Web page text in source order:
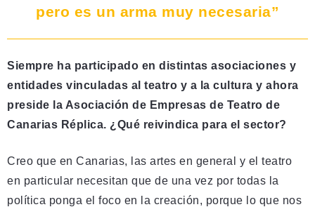
pero es un arma muy necesaria”
Siempre ha participado en distintas asociaciones y
entidades vinculadas al teatro y a la cultura y ahora
preside la Asociación de Empresas de Teatro de
Canarias Réplica. ¿Qué reivindica para el sector?
Creo que en Canarias, las artes en general y el teatro
en particular necesitan que de una vez por todas la
política ponga el foco en la creación, porque lo que nos